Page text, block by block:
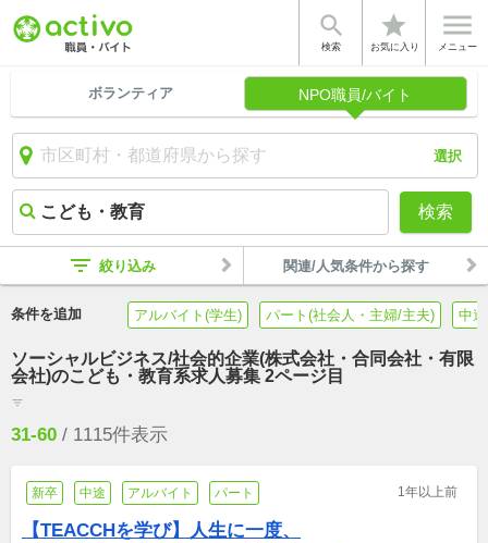

検索
star
お気に入り

メニュー
ボランティア NPO職員/バイト
選択
検索
filter_list 絞り込み 関連/人気条件から探す
条件を追加 アルバイト(学生) パート(社会人・主婦/主夫) 中
ソーシャルビジネス/社会的企業(株式会社・合同会社・有限
会社)のこども・教育系求人募集 2ページ目
filter_list
31-60 / 1115件表示
新卒 中途 アルバイト パート 1年以上前
【TEACCHを学び】人生に一度、